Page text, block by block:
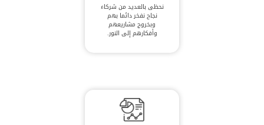
نحظى بالعديد من شركاء
نجاح نفخر دائما بهم
وبخروج مشاريعهم
وأفكارهم إلى النور.